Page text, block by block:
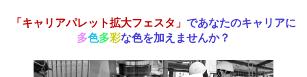
「キャリアパレット拡大フェスタ」 であなたのキャリアに
多色多彩な色を加えませんか？